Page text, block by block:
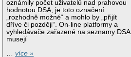
oznámily počet uživatelů nad prahovou
hodnotou DSA, je toto označení
„rozhodně možné“ a mohlo by „přijít
dříve či později“. On-line platformy a
vyhledávače zařazené na seznamy DSA
musejí
…více »